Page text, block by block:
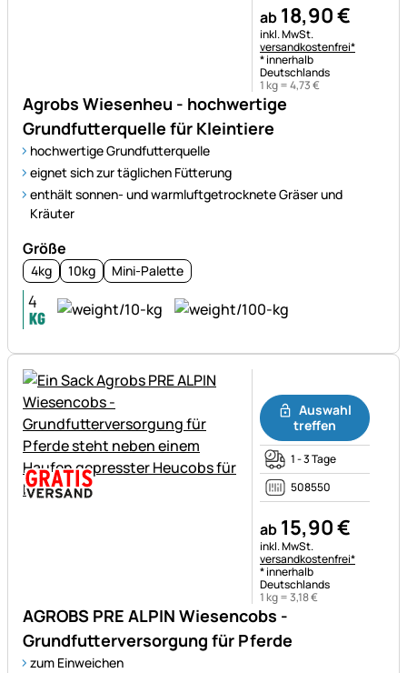
Agrobs Wiesenheu - hochwertige
Grundfutterquelle für Kleintiere
hochwertige Grundfutterquelle
eignet sich zur täglichen Fütterung
enthält sonnen- und warmluftgetrocknete Gräser und
Kräuter
Größe
4kg 10kg Mini-Palette
ab 18,90€
Steuerhinweis:
inkl. MwSt.
versandkostenfrei*
* innerhalb
Deutschlands
1 kg =4,73€
AGROBS PRE ALPIN Wiesencobs -
Grundfutterversorgung für Pferde
zum Einweichen
Auswahl
treffen
1 - 3 Tage
508550
ab 15,90€
Steuerhinweis:
inkl. MwSt.
versandkostenfrei*
* innerhalb
Deutschlands
1 kg =3,18€